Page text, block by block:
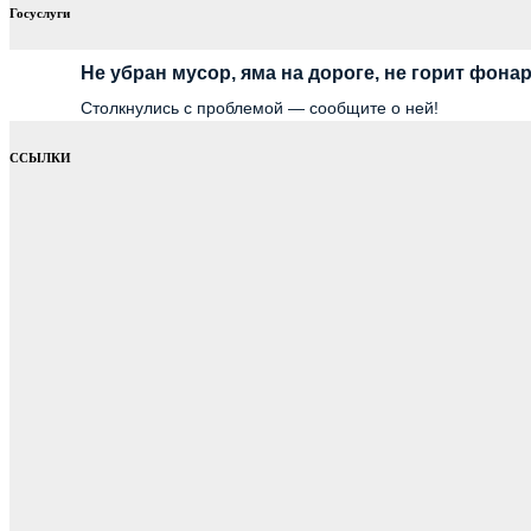
Госуслуги
Не убран мусор, яма на дороге, не горит
Столкнулись с проблемой — сообщите о ней!
ССЫЛКИ